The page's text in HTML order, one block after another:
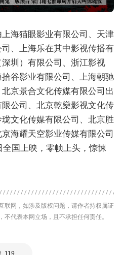
海猫眼影业有限公司、天津
、上海乐在其中影视传播有
圳）有限公司、浙江影视
拾谷影业有限公司、上海朝驰
京景合文化传媒有限公司出
公司、北京乾燊影视文化传
文化传媒有限公司、北京胜
海耀天空影业传媒有限公司
国上映，零帧上头，惊悚
联网，如涉及版权问题，请作者持权属证
代表本网立场，且不承担任何责任。
119